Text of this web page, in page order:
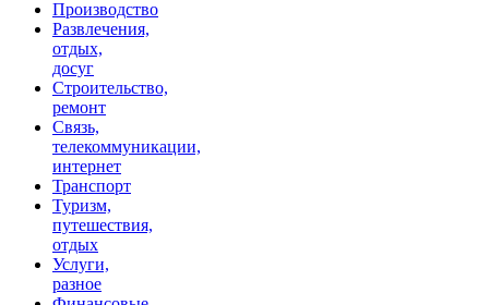
Производство
Развлечения,
отдых,
досуг
Строительство,
ремонт
Связь,
телекоммуникации,
интернет
Транспорт
Туризм,
путешествия,
отдых
Услуги,
разное